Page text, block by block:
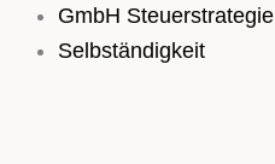
GmbH Steuerstrategie
Selbständigkeit